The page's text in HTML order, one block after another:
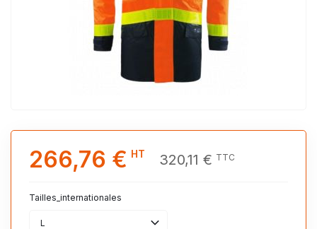
266,76 € HT 320,11 € TTC
Tailles_internationales
L